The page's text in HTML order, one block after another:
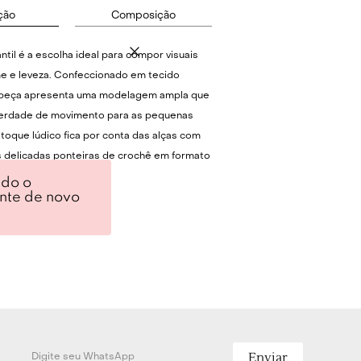
Composição
é a escolha ideal para compor visuais
e leveza. Confeccionado em tecido
apresenta uma modelagem ampla que
de movimento para as pequenas
lúdico fica por conta das alças com
delicadas ponteiras de crochê em formato
charmoso bordado frontal em ponto cruz.
ou sapatilhas confortáveis, ideais
Enviar
o
de novo